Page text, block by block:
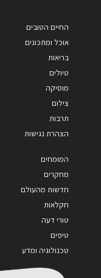
החיים הטובים
אוכל ומתכונים
בריאות
טיולים
מוסיקה
צילום
תרבות
הצהרת נגישות
המומחים
מחקרים
חדשות מהעולם
חקלאות
טורי דעה
טיפים
טכנולוגיה ומדע